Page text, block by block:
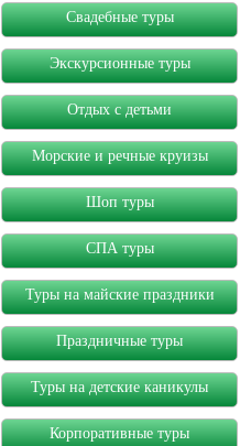
Свадебные туры
Экскурсионные туры
Отдых с детьми
Морские и речные круизы
Шоп туры
СПА туры
Туры на майские праздники
Праздничные туры
Туры на детские каникулы
Корпоративные туры